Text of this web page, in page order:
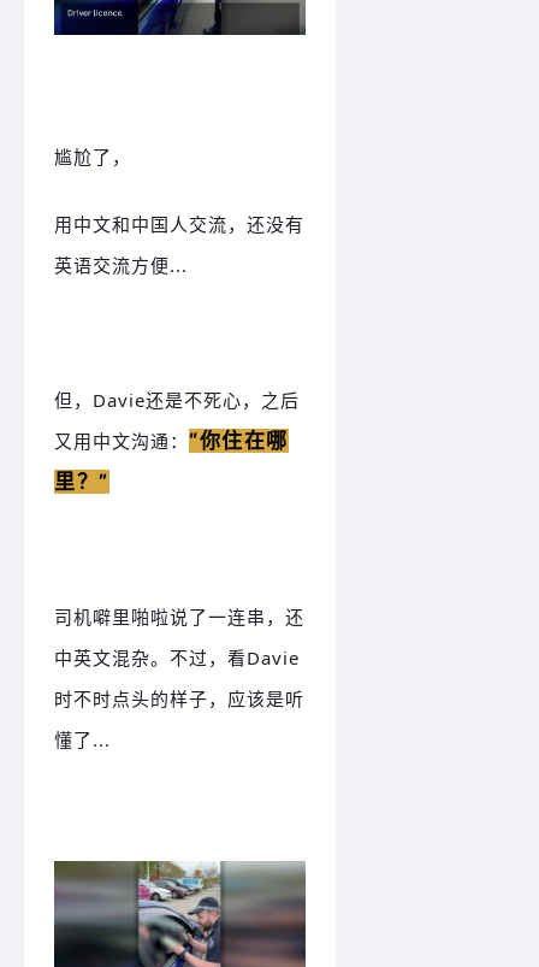
尴尬了，
用中文和中国人交流，还没有
英语交流方便...
但，Davie还是不死心，之后
又用中文沟通： “你住在哪
里？ ”
司机噼里啪啦说了一连串，还
中英文混杂。 不过，看Davie
时不时点头的样子，应该是听
懂了...